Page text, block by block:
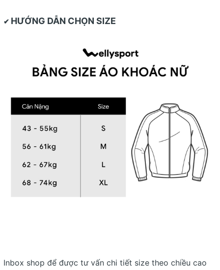
✔ HƯỚNG DẪN CHỌN SIZE
Inbox shop để được tư vấn chi tiết size theo chiều cao